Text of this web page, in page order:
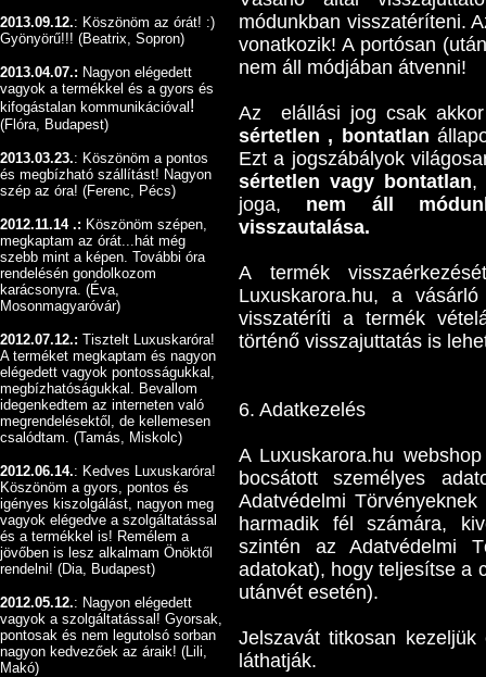
2013.09.12.: Köszönöm az órát! :)
Gyönyörű!!! (Beatrix, Sopron)
2013.04.07.: Nagyon elégedett
vagyok a termékkel és a gyors és
kifogástalan kommunikációval !
(Flóra, Budapest)
2013.03.23.: Köszönöm a pontos
és megbízható szállítást! Nagyon
szép az óra! (Ferenc, Pécs)
2012.11.14 .: Köszönöm szépen,
megkaptam az órát...hát még
szebb mint a képen. További óra
rendelésén gondolkozom
karácsonyra. (Éva,
Mosonmagyaróvár)
2012.07.12.: Tisztelt Luxuskaróra!
A terméket megkaptam és nagyon
elégedett vagyok pontosságukkal,
megbízhatóságukkal. Bevallom
idegenkedtem az interneten való
megrendelésektől, de kellemesen
csalódtam. (Tamás, Miskolc)
2012.06.14.: Kedves Luxuskaróra!
Köszönöm a gyors, pontos és
igényes kiszolgálást, nagyon meg
vagyok elégedve a szolgáltatással
és a termékkel is! Remélem a
jövőben is lesz alkalmam Önöktől
rendelni! (Dia, Budapest)
2012.05.12.: Nagyon elégedett
vagyok a szolgáltatással! Gyorsak,
pontosak és nem legutolsó sorban
nagyon kedvezőek az áraik! (Lili,
Makó)
módunkban visszatéríteni.
vonatkozik! A portósan
nem áll módjában átvenni!
Az elállási jog csak
sértetlen , bontatlan
Ezt a jogszábályok
sértetlen vagy bontatlan,
joga, nem áll
visszautalása.
A termék
Luxuskarora.hu, a
visszatéríti a termék
történő visszajuttatás is
6. Adatkezelés
A Luxuskarora.hu
bocsátott személyes
Adatvédelmi
harmadik fél számára,
szintén az Adatvédelmi
adatokat), hogy teljesítse a
utánvét esetén).
Jelszavát titkosan
láthatják.